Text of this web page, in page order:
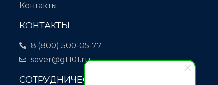
Контакты
КОНТАКТЫ
8 (800) 500-05-77
sever@gt101.ru
СОТРУДНИЧЕСТВО